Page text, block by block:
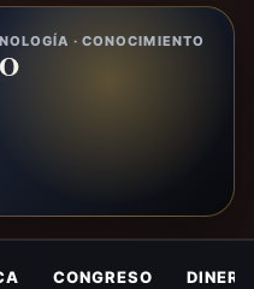
· CONOCIMIENTO
CONGRESO DINERO